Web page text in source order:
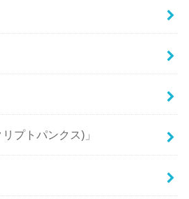
プトパンクス)」